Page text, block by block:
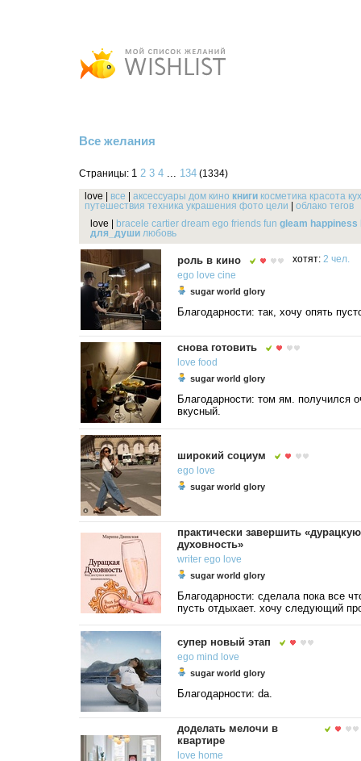
Все желания
Страницы: 1 2 3 4 ... 134 (1334)
love все аксессуары дом кино книги косметика красота
путешествия техника украшения фото цели
облако тегов
love
bracele cartier dream ego friends fun gleam happiness
для_души любовь
роль в кино хотят: 2 чел.
ego love cine
sugar world glory
Благодарности: так, хочу опять
снова готовить
love food
sugar world glory
Благодарности: том ям. получился
вкусный.
широкий социум
ego love
sugar world glory
практически завершить «дурацкую
духовность»
writer ego love
sugar world glory
Благодарности: сделала пока все
пусть отдыхает. хочу следующий
супер новый этап
ego mind
love
sugar world glory
Благодарности: da.
доделать мелочи в
квартире
love home